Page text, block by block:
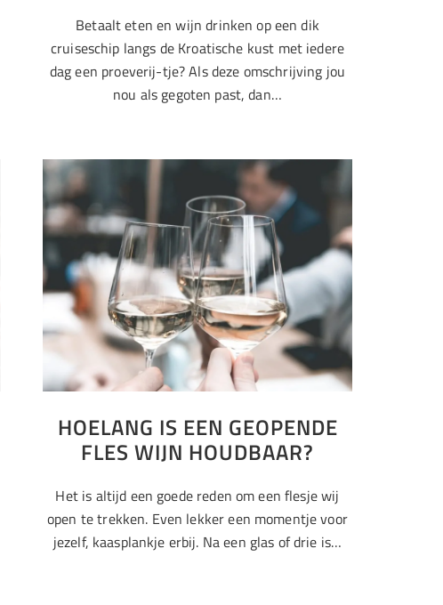
Betaalt eten en wijn drinken op een dik
cruiseschip langs de Kroatische kust met iedere
dag een proeverij-tje? Als deze omschrijving jou
nou als gegoten past, dan…
HOELANG IS EEN GEOPENDE
FLES WIJN HOUDBAAR?
Het is altijd een goede reden om een flesje wij
open te trekken. Even lekker een momentje voor
jezelf, kaasplankje erbij. Na een glas of drie is…